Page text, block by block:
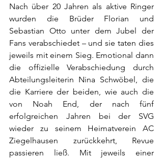
Nach über 20 Jahren als aktive Ringer
wurden die Brüder Florian und
Sebastian Otto unter dem Jubel der
Fans verabschiedet – und sie taten dies
jeweils mit einem Sieg. Emotional dann
die offizielle Verabschiedung durch
Abteilungsleiterin Nina Schwöbel, die
die Karriere der beiden, wie auch die
von Noah End, der nach fünf
erfolgreichen Jahren bei der SVG
wieder zu seinem Heimatverein AC
Ziegelhausen zurückkehrt, Revue
passieren ließ. Mit jeweils einer